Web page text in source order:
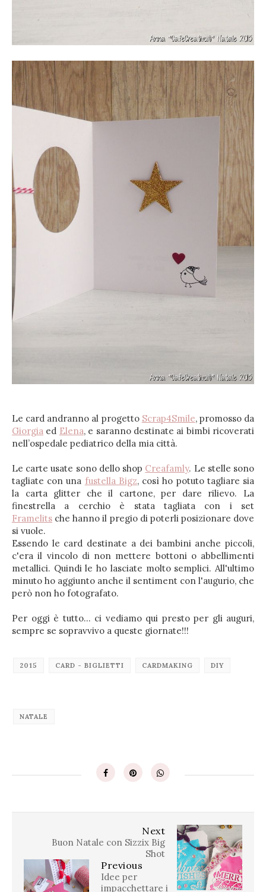
Le card andranno al progetto Scrap4Smile, promosso da
Giorgia ed Elena, e saranno destinate ai bimbi ricoverati
nell’ospedale pediatrico della mia città.
Le carte usate sono dello shop Creafamly. Le stelle sono
tagliate con una fustella Bigz, così ho potuto tagliare sia
la carta glitter che il cartone, per dare rilievo. La
finestrella a cerchio è stata tagliata con i set
Framelits che hanno il pregio di poterli posizionare dove
si vuole.
Essendo le card destinate a dei bambini anche piccoli,
c'era il vincolo di non mettere bottoni o abbellimenti
metallici. Quindi le ho lasciate molto semplici. All'ultimo
minuto ho aggiunto anche il sentiment con l'augurio, che
però non ho fotografato.
Per oggi è tutto... ci vediamo qui presto per gli auguri,
sempre se sopravvivo a queste giornate!!!
2015 CARD - BIGLIETTI CARDMAKING DIY
NATALE
Next
Buon Natale con Sizzix Big
Shot
Previous
Idee per
impacchettare i